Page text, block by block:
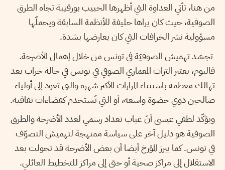
من هنا، تأتي العداوة التي أظهرها الحبيب بورقيبة تجاه الطرق
الصوفية، حيث كان يراها حليفة للأنظمة السابقة ويحملّها
مسؤولية نشر الخرافات التي كان يعارضها بشدة.
تجسّد تهميش الصوفيّة في تونس من خلال إهمال الأضرحة.
فاليوم، يعتبر التراث المعماري الصوفي في تونس في حالة خراب بعد
تهالك معظمه باستثناء المزارات الأكثر شهرة والتي تعود إلى أولياء
صالحين ذوي حضوة واسعة، أو التي تُستخدم كفضاءات ثقافية.
ويؤكّد لطفي عيسى أنّ غياب تعداد رسمي لعدد الأضرحة والطرق
الصوفية هو دليل آخر على سياسة ممنهجة لتهميش التصوّف
في تونس. كما يبرز المؤرخ أيضا أن بعض الأضرحة قد تحولت بعد
الاستقلال إلى مراكز صحية أو حتى إلى مراكز للتخطيط العائلي.